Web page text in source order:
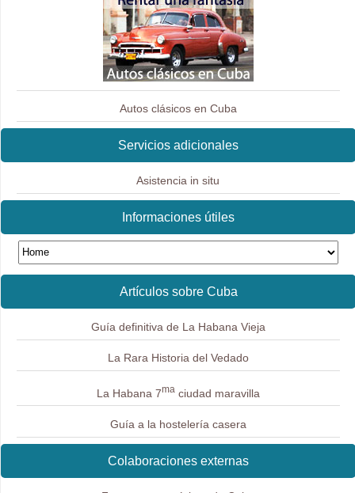
Autos clásicos en Cuba
Servicios adicionales
Asistencia in situ
Informaciones útiles
Artículos sobre Cuba
Guía definitiva de La Habana Vieja
La Rara Historia del Vedado
La Habana 7maciudad maravilla
Guía a la hostelería casera
Colaboraciones externas